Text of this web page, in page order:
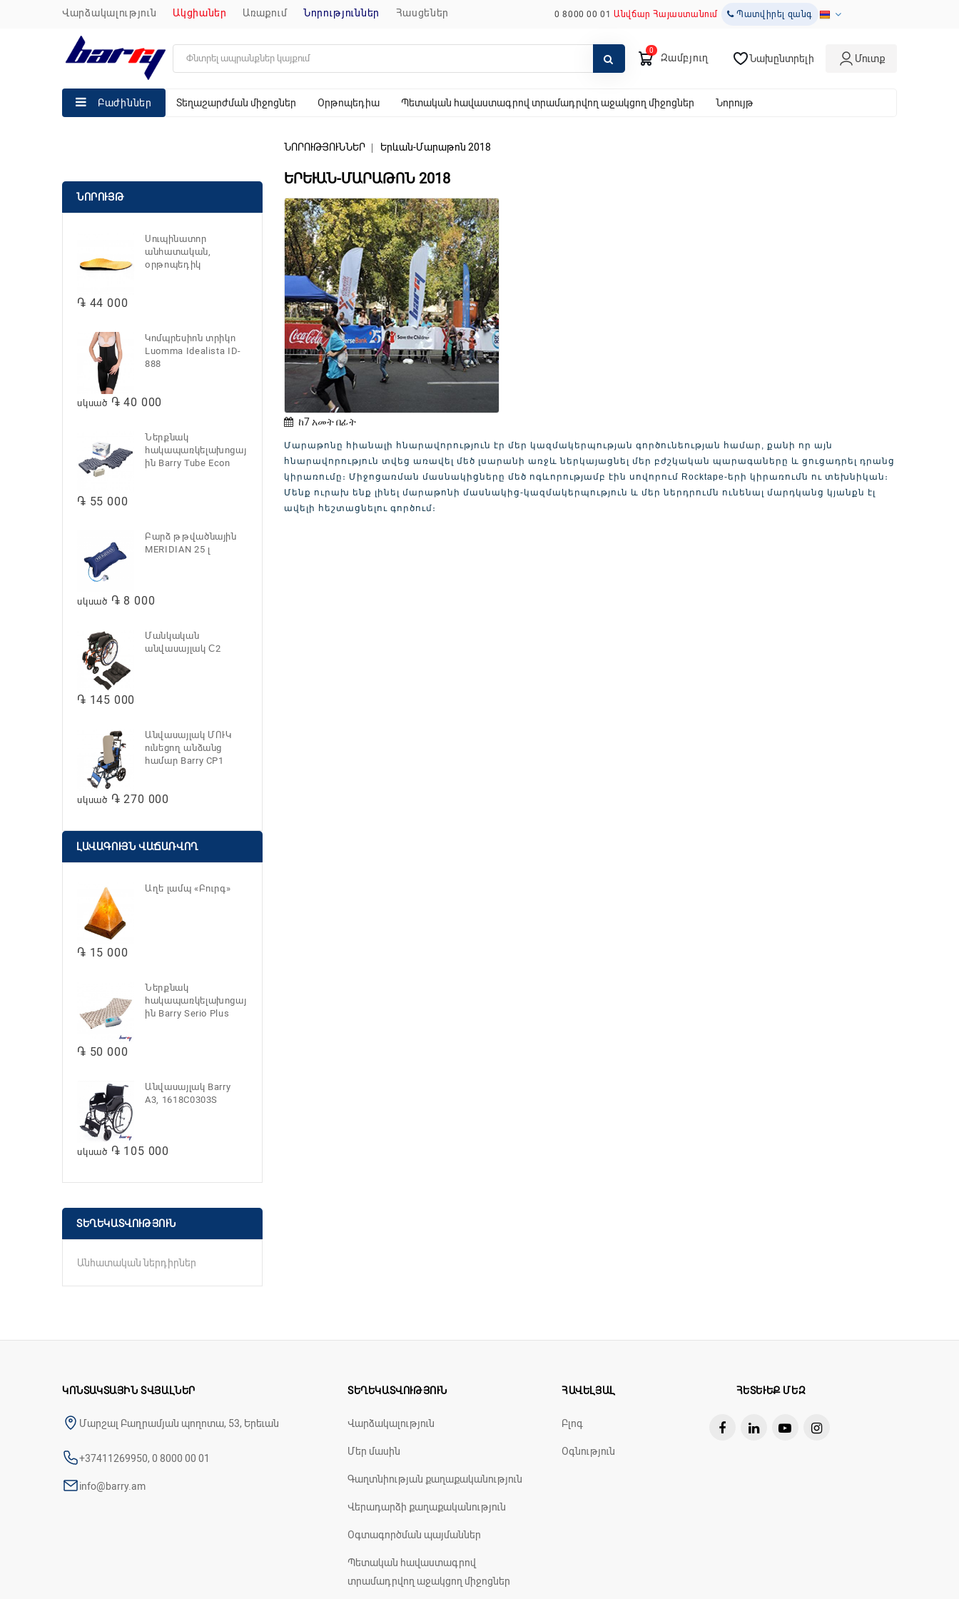
վարձակալություն ակցիաներ առաքում նորություններ հասցեներ 0 8000 00 01Անվճար Հայաստանում Պատվիրել զանգ
Զամբյուղ Նախընտրելի Մուտք
Բաժիններ Տեղաշարժման միջոցներ Օրթոպեդիա Պետական հավաստագրով տրամադրվող աջակցող միջոցներ Նորույթ
ՆՈՐՈՒՅԹ
Սուպինատոր
անհատական,
օրթոպեդիկ
֏ 44 000
Կոմպրեսիոն տրիկո
Luomma Idealista ID-
888
սկսած ֏ 40 000
Ներքնակ
հակապառկելախոցայ
ին Barry Tube Econ
֏ 55 000
Բարձ թթվածնային
MERIDIAN 25 լ
սկսած ֏ 8 000
Մանկական
անվասայլակ С2
֏ 145 000
Անվասայլակ ՄՈՒԿ
ունեցող անձանց
համար Barry CP1
սկսած ֏ 270 000
ԼԱՎԱԳՈՒՅՆ ՎԱՃԱՌՎՈՂ
Աղե լամպ «Բուրգ»
֏ 15 000
Ներքնակ
հակապառկելախոցայ
ին Barry Serio Plus
֏ 50 000
Անվասայլակ Barry
A3, 1618C0303S
սկսած ֏ 105 000
ՏԵՂԵԿԱՏՎՈՒԹՅՈՒՆ
Անհատական ներդիրներ
ՆՈՐՈՒԹՅՈՒՆՆԵՐ Երևան-Մարաթոն 2018
ԵՐԵՒԱՆ-ՄԱՐԱԹՈՆ 2018
ከ7 አመት በፊት
Մարաթոնը հիանալի հնարավորություն էր մեր կազմակերպության գործունեության համար, քանի որ այն
հնարավորություն տվեց առավել մեծ լսարանի առջև ներկայացնել մեր բժշկական պարագաները և ցուցադրել դրանց
կիրառումը։ Միջոցառման մասնակիցները մեծ ոգևորությամբ էին սովորում Rocktape-երի կիրառումն ու տեխնիկան։
Մենք ուրախ ենք լինել մարաթոնի մասնակից-կազմակերպություն և մեր ներդրումն ունենալ մարդկանց կյանքն էլ
ավելի հեշտացնելու գործում։
ԿՈՆՏԱԿՏԱՅԻՆ ՏՎՅԱԼՆԵՐ
Մարշալ Բաղրամյան պողոտա, 53, Երեւան
+37411269950, 0 8000 00 01
info@barry.am
ՏԵՂԵԿԱՏՎՈՒԹՅՈՒՆ
Վարձակալություն
Մեր մասին
Գաղտնիության քաղաքականություն
Վերադարձի քաղաքականություն
Օգտագործման պայմաններ
Պետական հավաստագրով
տրամադրվող աջակցող միջոցներ
ՀԱՎԵԼՅԱԼ
Բլոգ
Օգնություն
ՀԵՏԵՒԵՔ ՄԵԶ